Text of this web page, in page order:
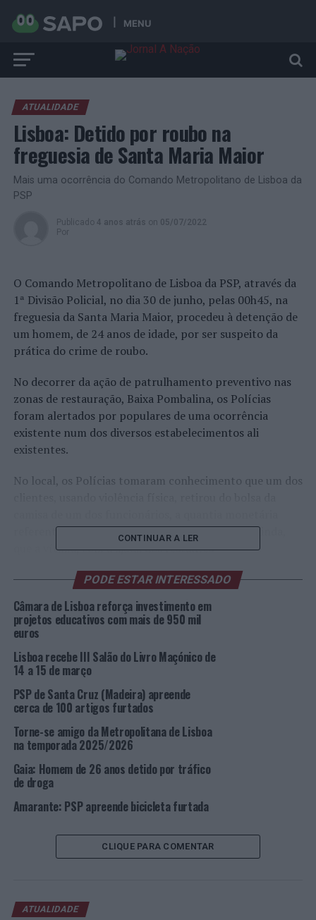
MENU
ATUALIDADE
Lisboa: Detido por roubo na
freguesia de Santa Maria Maior
Mais uma ocorrência do Comando Metropolitano de Lisboa da
PSP
Publicado 4 anos atrás on 05/07/2022
Por
O Comando Metropolitano de Lisboa da PSP, através da
1ª Divisão Policial, no dia 30 de junho, pelas 00h45, na
freguesia da Santa Maria Maior, procedeu à detenção de
um homem, de 24 anos de idade, por ser suspeito da
prática do crime de roubo.
No decorrer da ação de patrulhamento preventivo nas
zonas de restauração, Baixa Pombalina, os Polícias
foram alertados por populares de uma ocorrência
existente num dos diversos estabelecimentos ali
existentes.
No local, os Polícias tomaram conhecimento que um dos
referente aos clientes atendidos naquele dia. E, ainda,
que a vítima, com a ajuda dos restantes
chegada da Polícia.
Após uma revista sumária ao suspeito, foi encontrada a
quantia monetária subtraída, dissimulada junto dos seus
foi devolvida à vítima.
O ora detido foi conduzido ao Tribunal Judicial da
Comarca de Lisboa, tendo-lhe sido aplicada a medida de
coação de apresentação semanais.
A Divisão de Segurança Aeroportuária, no dia 01 de
julho, procedeu à detenção de um homem, de 40 anos de
existir um objeto proibido.
CONTINUAR A LER
PODE ESTAR INTERESSADO
Câmara de Lisboa reforça investimento em
projetos educativos com mais de 950 mil
euros
Lisboa recebe III Salão do Livro Maçónico de
14 a 15 de março
PSP de Santa Cruz (Madeira) apreende
cerca de 100 artigos furtados
Torne-se amigo da Metropolitana de Lisboa
na temporada 2025/2026
Gaia: Homem de 26 anos detido por tráfico
de droga
Amarante: PSP apreende bicicleta furtada
CLIQUE PARA COMENTAR
ATUALIDADE